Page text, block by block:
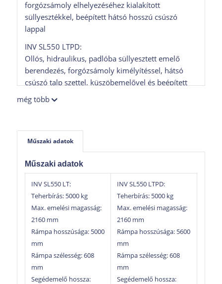
forgózsámoly elhelyezéséhez kialakított
süllyesztékkel, beépített hátsó hosszú csúszó
lappal
INV SL550 LTPD:
Ollós, hidraulikus, padlóba süllyesztett emelő
berendezés, forgózsámoly kimélyítéssel, hátsó
csúszó talp szettel, küszöbemelővel és beépített
holtjáték vizsgálóval kompletten.
még több
Műszaki adatok
Műszaki adatok
INV SL550 LT:
Teherbírás: 5000 kg
Max. emelési magasság:
2160 mm
Rámpa hosszúsága: 5000
mm
Rámpa szélesség: 608
mm
Segédemelő hossza:
INV SL550 LTPD:
Teherbírás: 5000 kg
Max. emelési magasság:
2160 mm
Rámpa hosszúsága: 5600
mm
Rámpa szélesség: 608
mm
Segédemelő hossza: